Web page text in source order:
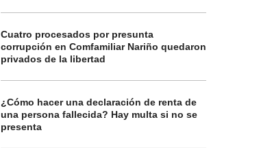
Cuatro procesados por presunta
corrupción en Comfamiliar Nariño quedaron
privados de la libertad
¿Cómo hacer una declaración de renta de
una persona fallecida? Hay multa si no se
presenta